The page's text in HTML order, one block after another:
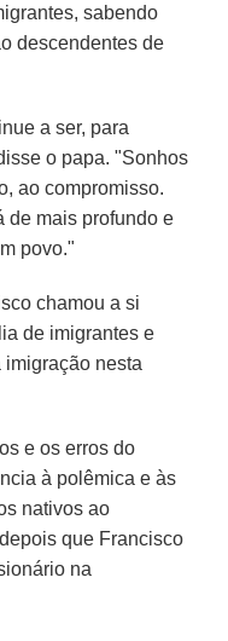
sabendo
descendentes de
a ser, para
o papa. "Sonhos
ao compromisso.
de mais profundo e
povo."
chamou a si
de imigrantes e
imigração nesta
e os erros do
à polêmica e às
nativos ao
que Francisco
na